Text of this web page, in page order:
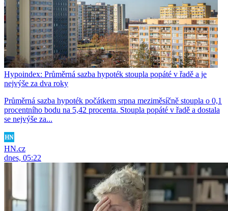
Hypoindex: Průměrná sazba hypoték stoupla popáté v řadě a je
nejvýše za dva roky
Průměrná sazba hypoték počátkem srpna meziměsíčně stoupla o 0,1
procentního bodu na 5,42 procenta. Stoupla popáté v řadě a dostala
se nejvýše za...
HN.cz
dnes, 05:22